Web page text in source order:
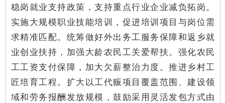
稳岗就业支持政策，支持重点行业企业减负拓岗。
实施大规模职业技能培训，促进培训项目与岗位需
求精准匹配。统筹做好外出务工服务保障和返乡就
业创业扶持，加强大龄农民工关爱帮扶。强化农民
工工资支付保障，加大欠薪整治力度。推进乡村工
匠培育工程。扩大以工代赈项目覆盖范围、建设领
域和劳务报酬发放规模，鼓励采用灵活发包方式由